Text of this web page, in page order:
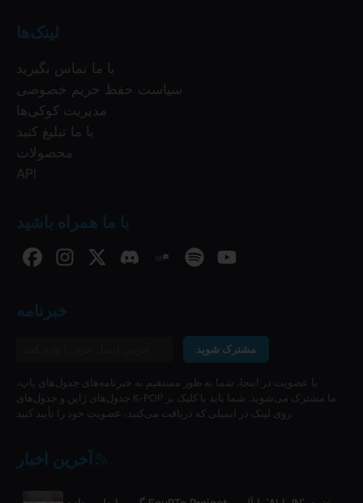
لینک‌ها
با ما تماس بگیرید
سیاست حفظ حریم خصوصی
مدیریت کوکی‌ها
با ما تبلیغ کنید
محصولات
API
با ما همراه باشید
خبرنامه
مشترک شوید
با عضویت در اینجا، شما به طور مستقیم به خبرنامه‌های جدول‌های پاپ،
جدول‌های ژاپن و جدول‌های K-POP ما مشترک می‌شوید. شما باید با کلیک بر
روی لینک در ایمیلی که دریافت می‌کنید، عضویت خود را تأیید کنید.
آخرین اخبار